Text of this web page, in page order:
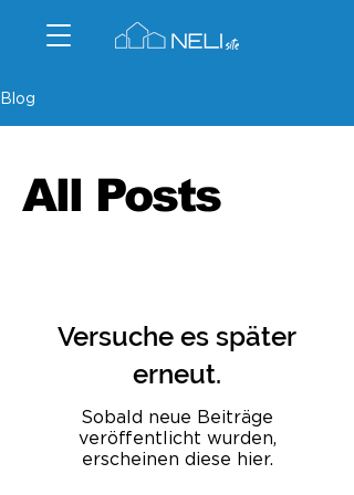
Blog
All Posts
Versuche es später
erneut.
Sobald neue Beiträge
veröffentlicht wurden,
erscheinen diese hier.